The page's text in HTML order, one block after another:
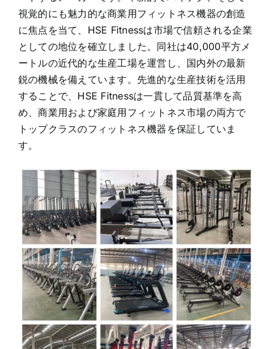
サービスを専門とする、商業フィットネス業界をリ
ードするメーカーです。革新的でハイテク、そして
視覚的にも魅力的な商業用フィットネス機器の創造
に焦点を当て、HSE Fitnessは市場で信頼される企業
としての地位を確立しました。同社は40,000平方メ
ートルの近代的な生産工場を運営し、国内外の最新
鋭の機械を備えています。先進的な生産技術を活用
することで、HSE Fitnessは一貫して品質基準を高
め、商業用および家庭用フィットネス市場の両方で
す。